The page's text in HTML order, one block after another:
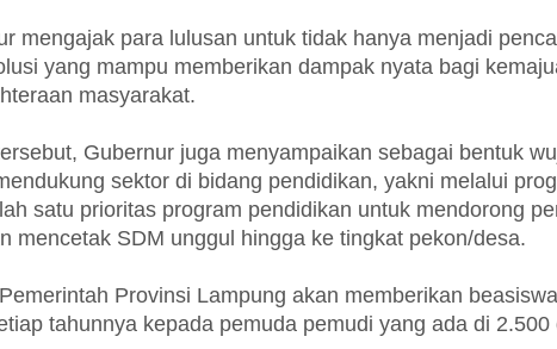
mengajak para lulusan untuk tidak hanya menjadi
yang mampu memberikan dampak nyata bagi
masyarakat.
Gubernur juga menyampaikan sebagai bentuk
sektor di bidang pendidikan, yakni melalui
satu prioritas program pendidikan untuk mendorong
mencetak SDM unggul hingga ke tingkat pekon/desa.
Provinsi Lampung akan memberikan
tahunnya kepada pemuda pemudi yang ada di 2.500